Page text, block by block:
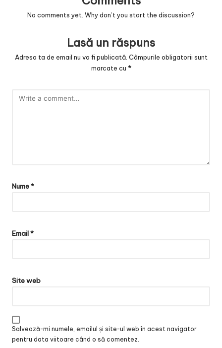
No comments yet. Why don’t you start the discussion?
Lasă un răspuns
Adresa ta de email nu va fi publicată. Câmpurile obligatorii sunt
marcate cu *
Nume*
Email*
Site web
Salvează-mi numele, emailul și site-ul web în acest navigator
pentru data viitoare când o să comentez.